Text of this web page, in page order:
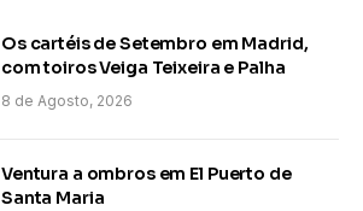
Os cartéis de Setembro em Madrid,
com toiros Veiga Teixeira e Palha
8 de Agosto, 2026
Ventura a ombros em El Puerto de
Santa Maria